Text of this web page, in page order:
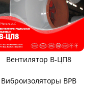
Вентилятор В-ЦП8